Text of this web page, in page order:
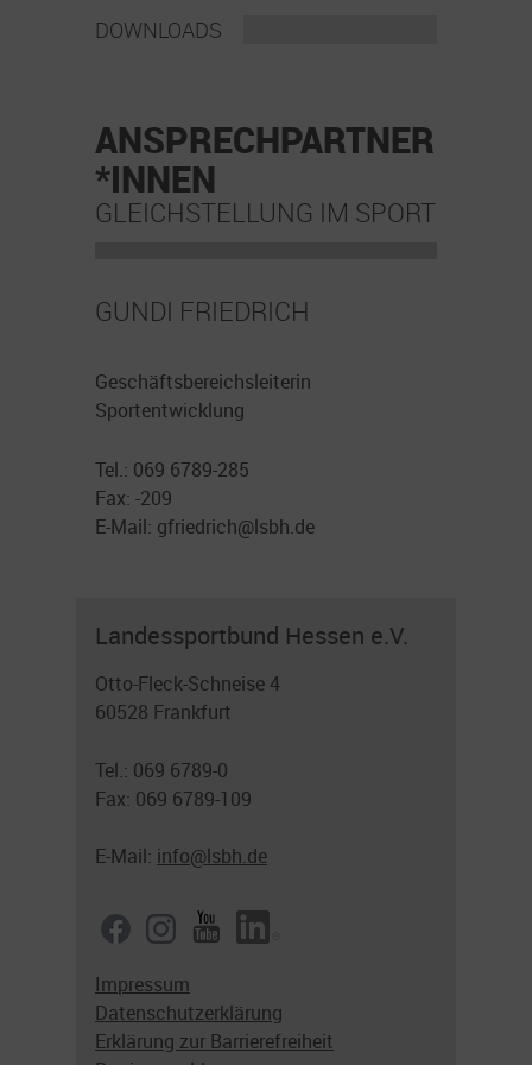
DOWNLOADS
ANSPRECHPARTNER
*INNEN
GLEICHSTELLUNG IM SPORT
GUNDI FRIEDRICH
Geschäftsbereichsleiterin
Sportentwicklung
Tel.: 069 6789-285
Fax: -209
E-Mail: gfriedrich@lsbh.de
Landessportbund Hessen e.V.
Otto-Fleck-Schneise 4
60528 Frankfurt
Tel.: 069 6789-0
Fax: 069 6789-109
E-Mail: info@lsbh.de
Impressum
Datenschutzerklärung
Erklärung zur Barrierefreiheit